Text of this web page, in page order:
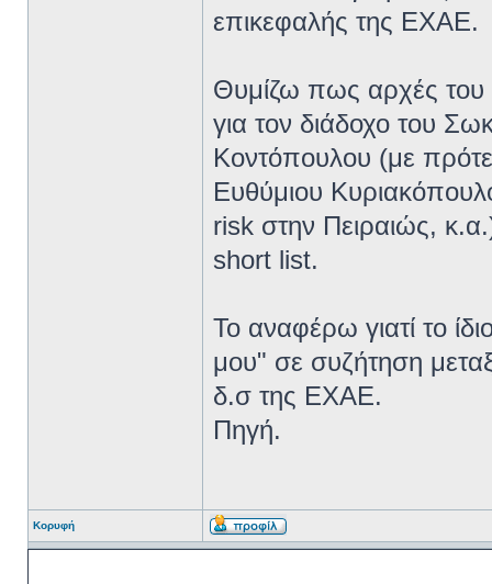
επικεφαλής της ΕΧΑΕ.
Θυμίζω πως αρχές του
για τον διάδοχο του
Κοντόπουλου (με
Ευθύμιου
risk στην Πειραιώς,
short list.
Το αναφέρω γιατί το
μου" σε συζήτηση
δ.σ της ΕΧΑΕ.
Πηγή.
Κορυφή